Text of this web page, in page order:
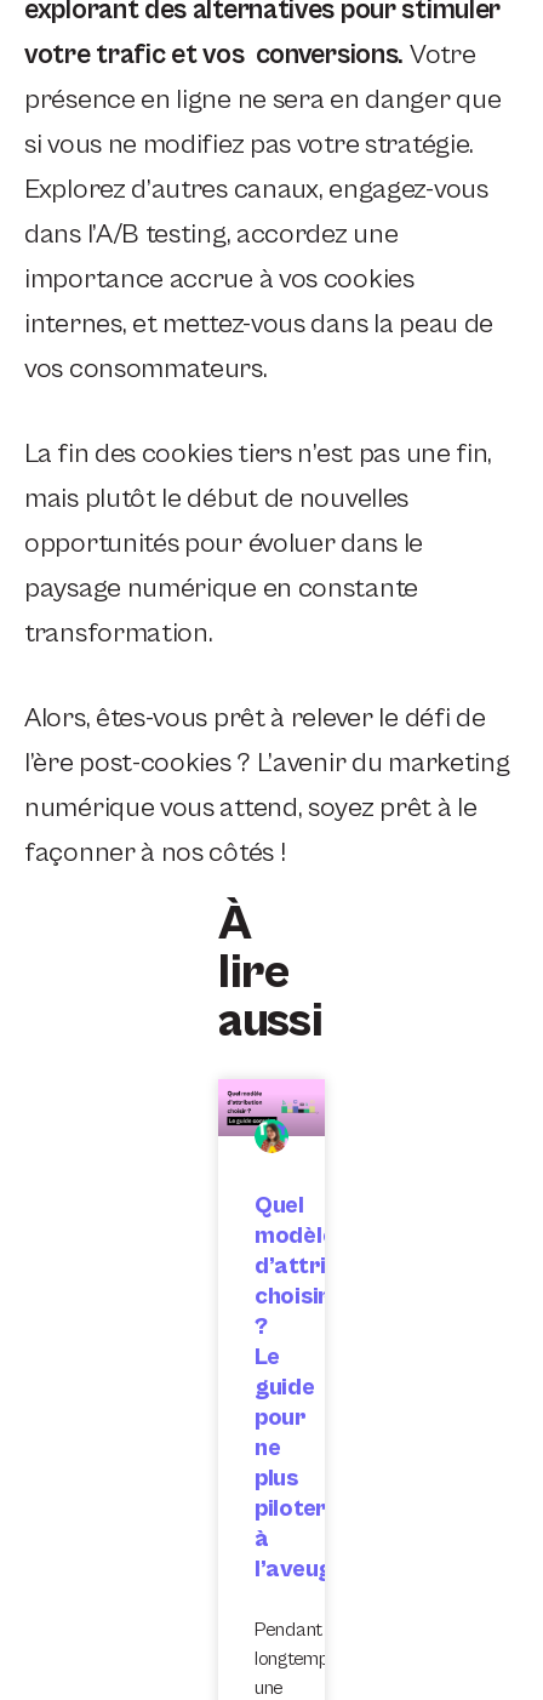
explorant des alternatives pour stimuler
votre trafic et vos conversions. Votre
présence en ligne ne sera en danger que
si vous ne modifiez pas votre stratégie.
Explorez d’autres canaux, engagez-vous
dans l’A/B testing, accordez une
importance accrue à vos cookies
internes, et mettez-vous dans la peau de
vos consommateurs.
La fin des cookies tiers n’est pas une fin,
mais plutôt le début de nouvelles
opportunités pour évoluer dans le
paysage numérique en constante
transformation.
Alors, êtes-vous prêt à relever le défi de
l’ère post-cookies ? L’avenir du marketing
numérique vous attend, soyez prêt à le
façonner à nos côtés !
À
lire
aussi
Quel
modèle
d’attribution
choisir
?
Le
guide
pour
ne
plus
piloter
à
l’aveugle
Pendant
longtemps,
une